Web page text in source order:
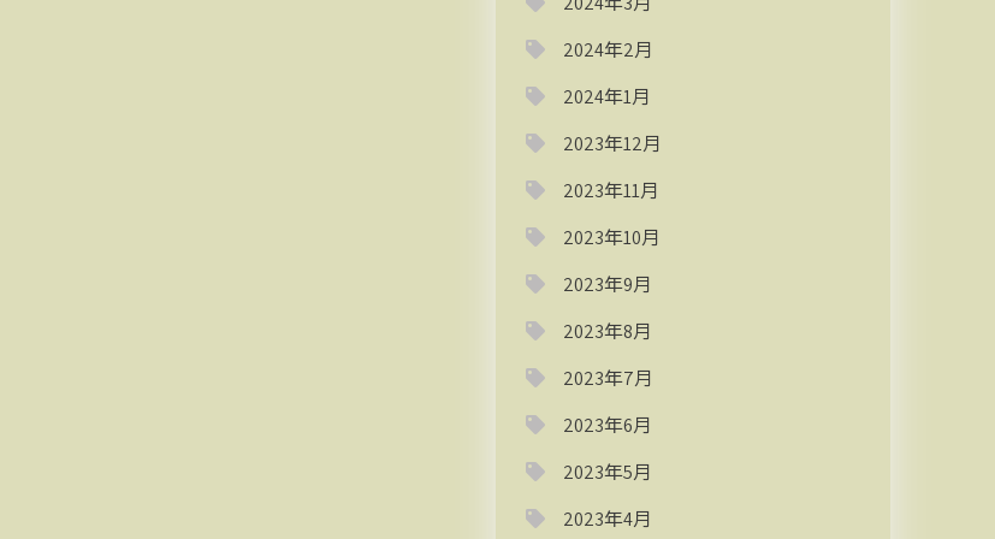
2024年2月
2024年1月
2023年12月
2023年11月
2023年10月
2023年9月
2023年8月
2023年7月
2023年6月
2023年5月
2023年4月